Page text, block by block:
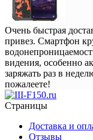
Очень быстрая
привез. Смартфон
видения, особенно
заряжать раз в
пожалеете!
Страницы
Доставка и
Отзывы